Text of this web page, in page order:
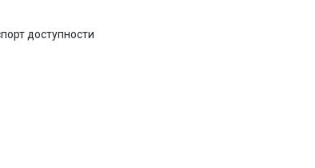
доступности